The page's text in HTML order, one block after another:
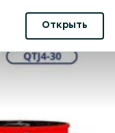
Открыть